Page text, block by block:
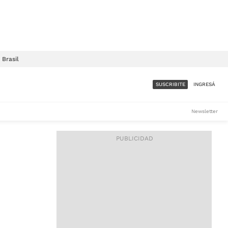
Brasil
ACCESO FULL - $1.800/MES
SUSCRIBITE INGRESÁ
Newsletter